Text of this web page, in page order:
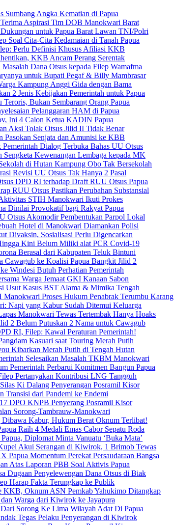
Sumbang Angka Kematian di Papua
Aspirasi Tim DOB Manokwari Barat
untuk Papua Barat Lawan TNI/Polri
Soal Cita-Cita Kedamaian di Tanah Papua
Perlu Definisi Khusus Afiliasi KKB
KKB Ancam Perang Serentak
Dana Otsus kepada Filep Wamafma
untuk Bupati Pegaf & Billy Mambrasar
Kampung Anggi Gida dengan Bama
2 Jenis Kebijakan Pemerintah untuk Papua
Bukan Sembarang Orang Papua
Pelanggaran HAM di Papua
Ini 4 Calon Ketua KADIN Papua
Aksi Tolak Otsus Jilid II Tidak Benar
Senjata dan Amunisi ke KBB
Dialog Terbuka Bahas UU Otsus
Kewenangan Lembaga kepada MK
di Hutan Kampung Obo Tak Bersekolah
Revisi UU Otsus Tak Hanya 2 Pasal
DPD RI terhadap Draft RUU Otsus Papua
RUU Otsus Pastikan Perubahan Substansial
STIH Manokwari Ikuti Prokes
Dinilai Provokatif bagi Rakyat Papua
Otsus Akomodir Pembentukan Parpol Lokal
Hotel di Manokwari Diamankan Polisi
Divaksin, Sosialisasi Perlu Digencarkan
Kini Belum Miliki alat PCR Covid-19
Berasal dari Kabupaten Teluk Bintuni
Cawagub ke Koalisi Papua Bangkit Jilid 2
Windesi Butuh Perhatian Pemerintah
Warga Jemaat GKI Kanaan Sabon
Usut Kasus BST Alama & Mimika Tengah
Proses Hukum Penabrak Terumbu Karang
Napi yang Kabur Sudah Ditemui Keluarga
Manokwari Tewas Tertembak Hanya Hoaks
2 Belum Putuskan 2 Nama untuk Cawagub
RI, Filep: Kawal Peraturan Pemerintah!
Kasuari saat Touring Merah Putih
Kibarkan Merah Putih di Tengah Hutan
Selesaikan Masalah TKBM Manokwari
Pemerintah Perbarui Komitmen Bangun Papua
Pertanyakan Kontribusi LNG Tangguh
Ki Dalang Penyerangan Posramil Kisor
Transisi dari Pandemi ke Endemi
DPO KNPB Penyerang Posramil Kisor
Sorong-Tambrauw-Manokwari
Kabur, Hukum Berat Oknum Terlibat!
Raih 4 Medali Emas Cabor Sepatu Roda
Diplomat Minta Vanuatu ‘Buka Mata’
Akui Serangan di Kiwirok, 1 Brimob Tewas
Papua Momentum Perekat Persaudaraan Bangsa
Atas Laporan PBB Soal Aktivis Papua
Dugaan Penyelewengan Dana Otsus di Biak
Harap Fakta Terungkap ke Publik
KKB, Oknum ASN Pemkab Yahukimo Ditangkap
Warga dari Kiwirok ke Jayapura
Sorong Ke Lima Wilayah Adat Di Papua
Tegas Pelaku Penyerangan di Kiwirok